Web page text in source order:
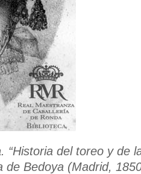
“Historia del toreo y de
de Bedoya (Madrid,